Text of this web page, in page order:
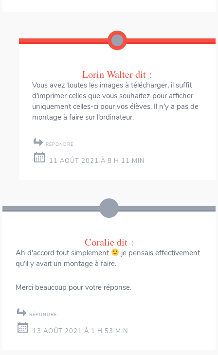
Lorin Walterdit :
Vous avez toutes les images à télécharger, il suffit
d’imprimer celles que vous souhaitez pour afficher
uniquement celles-ci pour vos élèves. Il n’y a pas de
montage à faire sur l’ordinateur.
RÉPONDRE
11 AOÛT 2021 À 8 H 11 MIN
Coraliedit :
Ah d’accord tout simplement
je pensais effectivement
qu’il y avait un montage à faire.
Merci beaucoup pour votre réponse.
RÉPONDRE
13 AOÛT 2021 À 1 H 53 MIN